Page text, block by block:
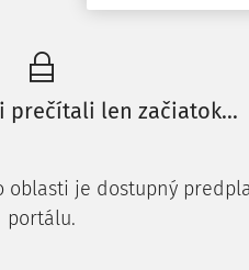
prečítali len začiatok...
oblasti je dostupný
portálu.